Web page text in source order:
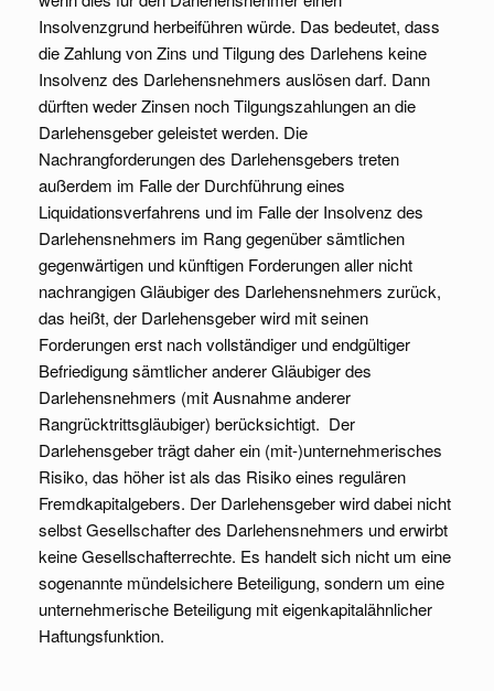
Insolvenzgrund herbeiführen würde. Das bedeutet, dass
die Zahlung von Zins und Tilgung des Darlehens keine
Insolvenz des Darlehensnehmers auslösen darf. Dann
dürften weder Zinsen noch Tilgungszahlungen an die
Darlehensgeber geleistet werden. Die
Nachrangforderungen des Darlehensgebers treten
außerdem im Falle der Durchführung eines
Liquidationsverfahrens und im Falle der Insolvenz des
Darlehensnehmers im Rang gegenüber sämtlichen
gegenwärtigen und künftigen Forderungen aller nicht
nachrangigen Gläubiger des Darlehensnehmers zurück,
das heißt, der Darlehensgeber wird mit seinen
Forderungen erst nach vollständiger und endgültiger
Befriedigung sämtlicher anderer Gläubiger des
Darlehensnehmers (mit Ausnahme anderer
Rangrücktrittsgläubiger) berücksichtigt. Der
Darlehensgeber trägt daher ein (mit-)unternehmerisches
Risiko, das höher ist als das Risiko eines regulären
Fremdkapitalgebers. Der Darlehensgeber wird dabei nicht
selbst Gesellschafter des Darlehensnehmers und erwirbt
keine Gesellschafterrechte. Es handelt sich nicht um eine
sogenannte mündelsichere Beteiligung, sondern um eine
unternehmerische Beteiligung mit eigenkapitalähnlicher
Haftungsfunktion.